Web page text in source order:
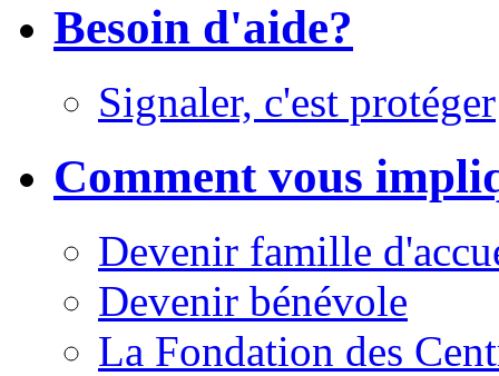
Besoin d'aide?
Signaler, c'est protéger
Comment vous
Devenir famille
Devenir bénévole
La Fondation des